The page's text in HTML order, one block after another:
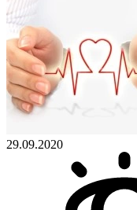
29.09.2020